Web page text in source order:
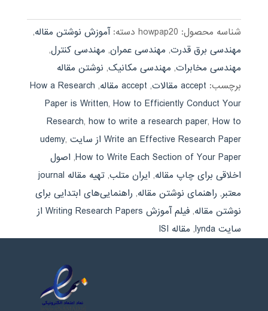
بود.
شناسه محصول: howpap20 دسته:آموزش نوشتن مقاله,
مهندسی برق قدرت, مهندسی عمران, مهندسی کنترل,
مهندسی مخابرات, مهندسی مکانیک, نوشتن مقاله
برچسب: accept مقالات , accept مقاله ,
How a Research
Paper is Written,How to Efficiently Conduct Your
Research,how to write a research paper,How to
Write an Effective Research Paper از سایت udemy
,
How to Write Each Section of Your Paper
, اصول
اخلاقی برای چاپ مقاله, ایران متلب,
تهیه مقاله journal
معتبر, راهنمای نوشتن مقاله, راهنمایی‌های ابتدایی برای
نوشتن مقاله,
فیلم آموزش Writing Research Papers از
سایت lynda
, مقاله ISI